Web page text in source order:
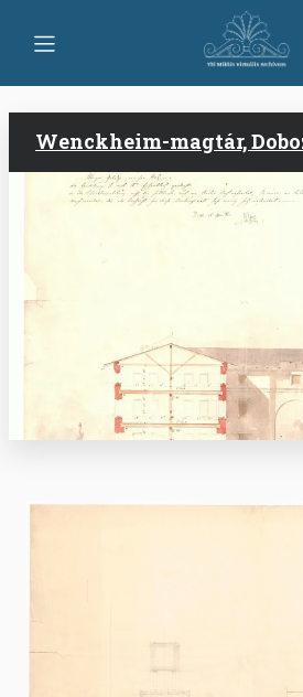
tartalomra
Wenckheim-magtár,